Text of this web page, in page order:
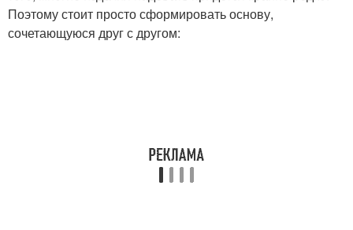
Поэтому стоит просто сформировать основу,
сочетающуюся друг с другом: